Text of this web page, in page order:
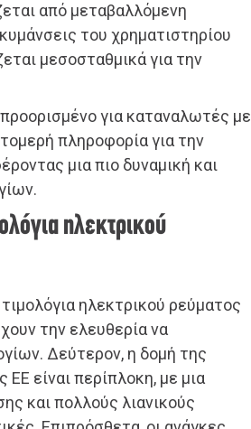
από μεταβαλλόμενη
του χρηματιστηρίου
μεσοσταθμικά για την
προορισμένο για καταναλωτές με
πληροφορία για την
μια πιο δυναμική και
ηλεκτρικού
ηλεκτρικού ρεύματος
την ελευθερία να
Δεύτερον, η δομή της
είναι περίπλοκη, με μια
και πολλούς λιανικούς